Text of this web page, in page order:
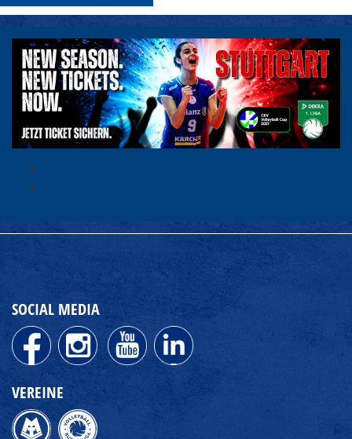
SOCIAL MEDIA
VEREINE